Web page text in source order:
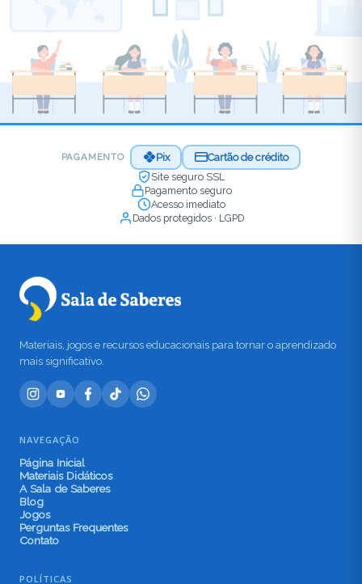
PAGAMENTO Pix
Cartão de crédito
Site seguro SSL
Pagamento seguro
Acesso imediato
Dados protegidos · LGPD
Materiais, jogos e recursos educacionais para tornar o aprendizado
mais significativo.
NAVEGAÇÃO
Página Inicial
Materiais Didáticos
A Sala de Saberes
Blog
Jogos
Perguntas Frequentes
Contato
POLÍTICAS